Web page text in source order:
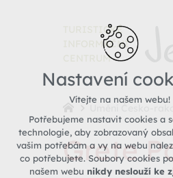
TURISTICKÉ
INFORMAČNÍ
CENTRUM
Umění Česko-
Grete
Nastavení
Vítejte na našem webu!
Potřebujeme nastavit cookies a
technologie, aby zobrazovaný
vašim potřebám a vy na webu
co potřebujete. Soubory cookies
našem webu nikdy neslouží ke